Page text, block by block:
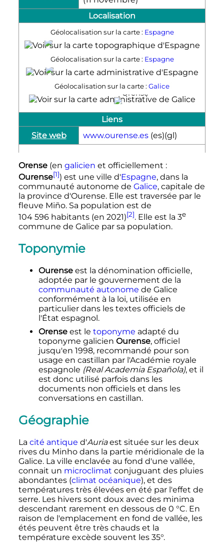
Localisation
Géolocalisation sur la carte : Espagne
Orense
Géolocalisation sur la carte : Espagne
Orense
Géolocalisation sur la carte : Galice
Orense
Liens
Site web
www.ourense.es (es)(gl)
Orense(en galicien et officiellement :
Ourense[1]) est une ville d'Espagne, dans la
communauté autonome de Galice, capitale de
la province d'Ourense. Elle est traversée par le
fleuve Miño. Sa population est de
104 596 habitants(en 2021)[2]. Elle est la 3e
commune de Galice par sa population.
Toponymie
Ourenseest la dénomination officielle,
adoptée par le gouvernement de la
communauté autonome de Galice
conformément à la loi, utilisée en
particulier dans les textes officiels de
l'État espagnol.
Orenseest le toponyme adapté du
toponyme galicien Ourense, officiel
jusqu'en 1998, recommandé pour son
usage en castillan par l'Académie royale
espagnole (Real Academia Española), et il
est donc utilisé parfois dans les
documents non officiels et dans les
conversations en castillan.
Géographie
La cité antique d'Auriaest située sur les deux
rives du Minho dans la partie méridionale de la
Galice. La ville enclavée au fond d'une vallée,
connait un microclimat conjuguant des pluies
abondantes (climat océanique), et des
températures très élevées en été par l'effet de
serre. Les hivers sont doux avec des minima
descendant rarement en dessous de 0 °C. En
raison de l'emplacement en fond de vallée, les
étés peuvent être très chauds et la
température excède souvent les 35°.